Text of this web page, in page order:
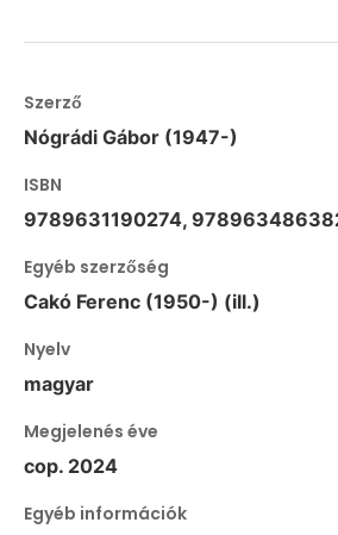
Szerző
Nógrádi Gábor (1947-)
ISBN
9789631190274,
Egyéb szerzőség
Cakó Ferenc (1950-) (ill.)
Nyelv
magyar
Megjelenés éve
cop. 2024
Egyéb információk